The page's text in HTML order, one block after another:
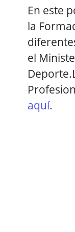
En este
la
el
aquí.